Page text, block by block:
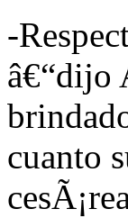
-
â€“dijo
cuanto